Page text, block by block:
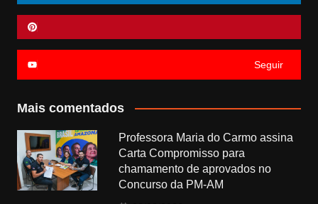
Seguir
Mais comentados
Professora Maria do Carmo assina
Carta Compromisso para
chamamento de aprovados no
Concurso da PM-AM